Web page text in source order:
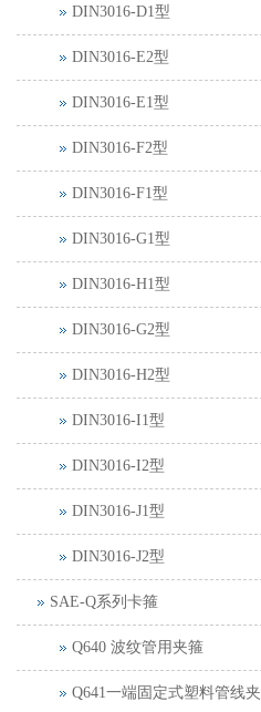
DIN3016-D1型
DIN3016-E2型
DIN3016-E1型
DIN3016-F2型
DIN3016-F1型
DIN3016-G1型
DIN3016-H1型
DIN3016-G2型
DIN3016-H2型
DIN3016-I1型
DIN3016-I2型
DIN3016-J1型
DIN3016-J2型
SAE-Q系列卡箍
Q640 波纹管用夹箍
Q641一端固定式塑料管线夹